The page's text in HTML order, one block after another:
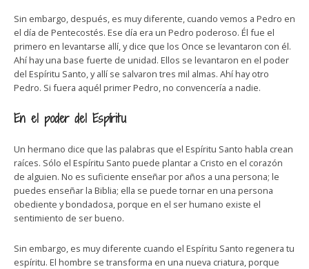
Sin embargo, después, es muy diferente, cuando vemos a Pedro en
el día de Pentecostés. Ese día era un Pedro poderoso. Él fue el
primero en levantarse allí, y dice que los Once se levantaron con él.
Ahí hay una base fuerte de unidad. Ellos se levantaron en el poder
del Espíritu Santo, y allí se salvaron tres mil almas. Ahí hay otro
Pedro. Si fuera aquél primer Pedro, no convencería a nadie.
En el poder del Espíritu
Un hermano dice que las palabras que el Espíritu Santo habla crean
raíces. Sólo el Espíritu Santo puede plantar a Cristo en el corazón
de alguien. No es suficiente enseñar por años a una persona; le
puedes enseñar la Biblia; ella se puede tornar en una persona
obediente y bondadosa, porque en el ser humano existe el
sentimiento de ser bueno.
Sin embargo, es muy diferente cuando el Espíritu Santo regenera tu
espíritu. El hombre se transforma en una nueva criatura, porque